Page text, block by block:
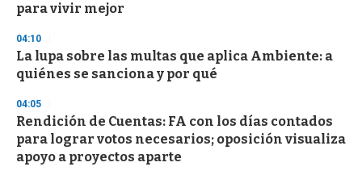
para vivir mejor
04:10
La lupa sobre las multas que aplica Ambiente: a
quiénes se sanciona y por qué
04:05
Rendición de Cuentas: FA con los días contados
para lograr votos necesarios; oposición visualiza
apoyo a proyectos aparte